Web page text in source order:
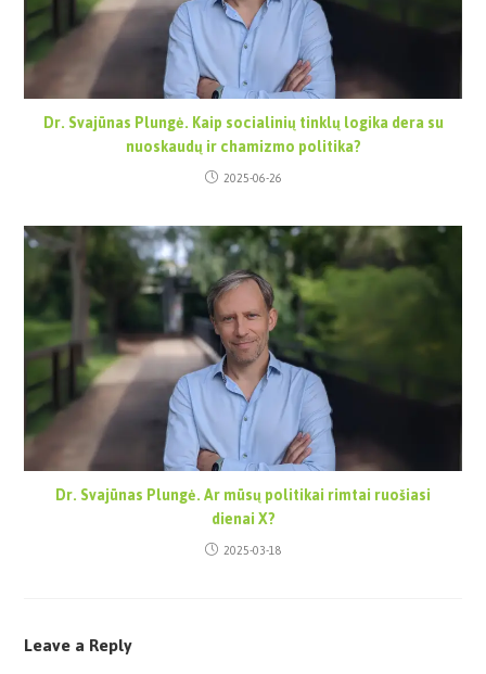
Dr. Svajūnas Plungė. Kaip socialinių tinklų logika dera su
nuoskaudų ir chamizmo politika?
2025-06-26
Dr. Svajūnas Plungė. Ar mūsų politikai rimtai ruošiasi
dienai X?
2025-03-18
Leave a Reply